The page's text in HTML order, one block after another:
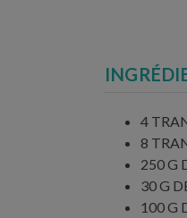
4
8
250 G
30 G
100 G